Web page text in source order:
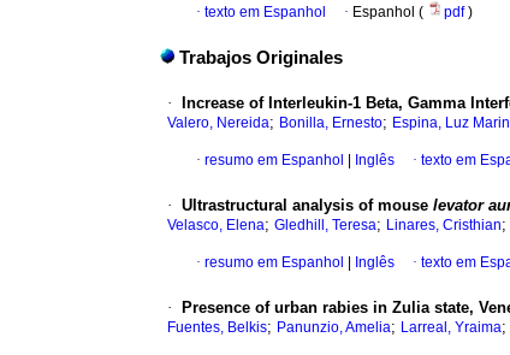
· texto em Espanhol · Espanhol ( pdf)
Trabajos Originales
· Increase of Interleukin-1 Beta, Gamma
Valero, Nereida; Bonilla, Ernesto; Espina, Luz
· resumo em Espanhol Inglês · texto em
· Ultrastructural analysis of mouse levator
Velasco, Elena; Gledhill, Teresa; Linares, Cristhian;
· resumo em Espanhol Inglês · texto em
· Presence of urban rabies in Zulia state,
Fuentes, Belkis; Panunzio, Amelia; Larreal, Yraima;